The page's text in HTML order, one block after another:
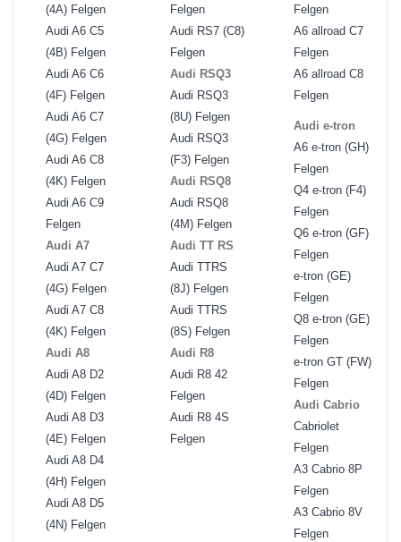
(4A) Felgen
Audi A6 C5
(4B) Felgen
Audi A6 C6
(4F) Felgen
Audi A6 C7
(4G) Felgen
Audi A6 C8
(4K) Felgen
Audi A6 C9
Felgen
Audi A7
Audi A7 C7
(4G) Felgen
Audi A7 C8
(4K) Felgen
Audi A8
Audi A8 D2
(4D) Felgen
Audi A8 D3
(4E) Felgen
Audi A8 D4
(4H) Felgen
Audi A8 D5
(4N) Felgen
Felgen
Audi RS7 (C8)
Felgen
Audi RSQ3
Audi RSQ3
(8U) Felgen
Audi RSQ3
(F3) Felgen
Audi RSQ8
Audi RSQ8
(4M) Felgen
Audi TT RS
Audi TTRS
(8J) Felgen
Audi TTRS
(8S) Felgen
Audi R8
Audi R8 42
Felgen
Audi R8 4S
Felgen
Felgen
A6 allroad C7
Felgen
A6 allroad C8
Felgen
Audi e-tron
A6 e-tron (GH)
Felgen
Q4 e-tron (F4)
Felgen
Q6 e-tron (GF)
Felgen
e-tron (GE)
Felgen
Q8 e-tron (GE)
Felgen
e-tron GT (FW)
Felgen
Audi Cabrio
Cabriolet
Felgen
A3 Cabrio 8P
Felgen
A3 Cabrio 8V
Felgen